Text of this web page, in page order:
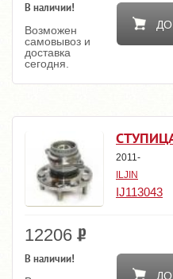
В наличии!
Возможен
самовывоз и
доставка
сегодня.
2011-
ILJIN
IJ113043
12206
В наличии!